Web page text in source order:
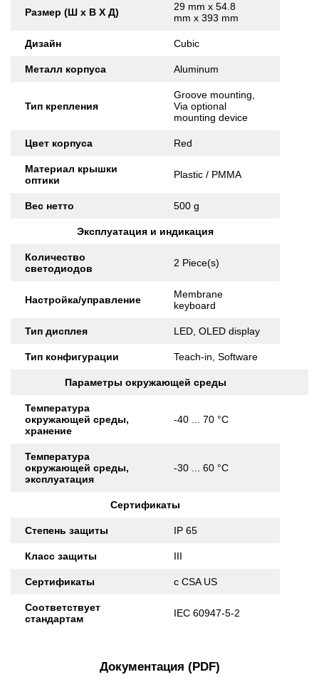
Размер (Ш x В X Д)
29 mm x 54.8
mm x 393 mm
Дизайн Cubic
Металл корпуса Aluminum
Тип крепления
Groove mounting,
Via optional
mounting device
Цвет корпуса Red
Материал крышки
оптики
Plastic / PMMA
Вес нетто 500 g
Эксплуатация и индикация
Количество
светодиодов
2 Piece(s)
Настройка/управление
Membrane
keyboard
Тип дисплея LED, OLED display
Тип конфигурации Teach-in, Software
Параметры окружающей среды
Температура
окружающей среды,
хранение
-40 ... 70 °C
Температура
окружающей среды,
эксплуатация
-30 ... 60 °C
Сертификаты
Степень защиты IP 65
Класс защиты III
Сертификаты c CSA US
Соответствует
стандартам
IEC 60947-5-2
Документация (PDF)